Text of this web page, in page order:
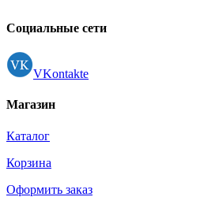
Регистрация
Социальные сети
VKontakte
Магазин
Каталог
Корзина
Оформить заказ